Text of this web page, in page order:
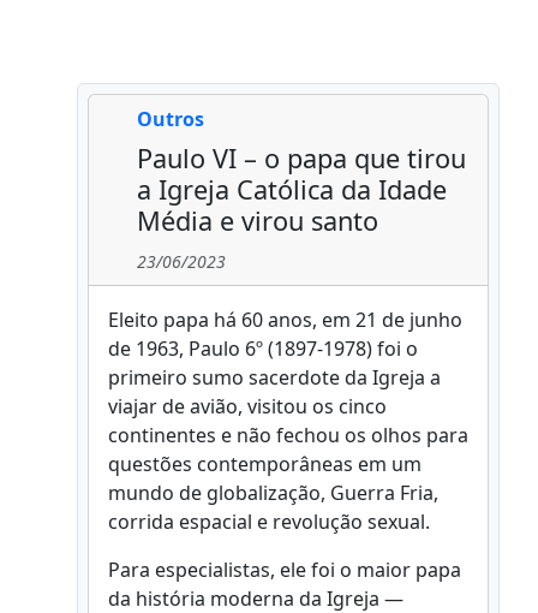
Outros
Paulo VI – o papa que tirou
a Igreja Católica da Idade
Média e virou santo
23/06/2023
Eleito papa há 60 anos, em 21 de junho
de 1963, Paulo 6º (1897-1978) foi o
primeiro sumo sacerdote da Igreja a
viajar de avião, visitou os cinco
continentes e não fechou os olhos para
questões contemporâneas em um
mundo de globalização, Guerra Fria,
corrida espacial e revolução sexual.
Para especialistas, ele foi o maior papa
da história moderna da Igreja —